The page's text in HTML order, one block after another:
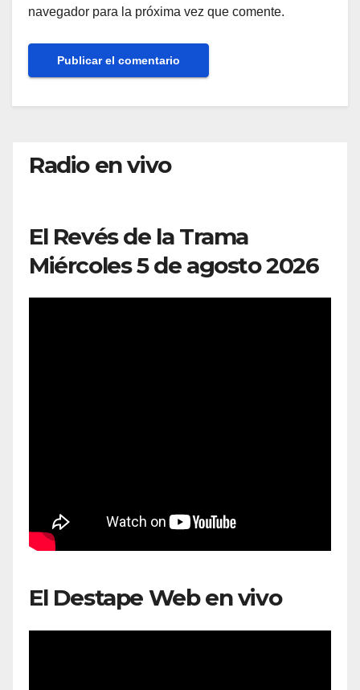
navegador para la próxima vez que comente.
Radio en vivo
El Revés de la Trama
Miércoles 5 de agosto 2026
El Destape Web en vivo